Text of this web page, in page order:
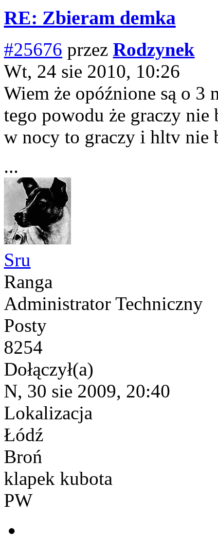
RE: Zbieram demka
#25676 przez Rodzynek
Wt, 24 sie 2010, 10:26
Wiem że opóźnione są o 3
tego powodu że graczy nie
w nocy to graczy i hltv nie
...
Sru
Ranga
Administrator Techniczny
Posty
8254
Dołączył(a)
N, 30 sie 2009, 20:40
Lokalizacja
Łódź
Broń
klapek kubota
PW